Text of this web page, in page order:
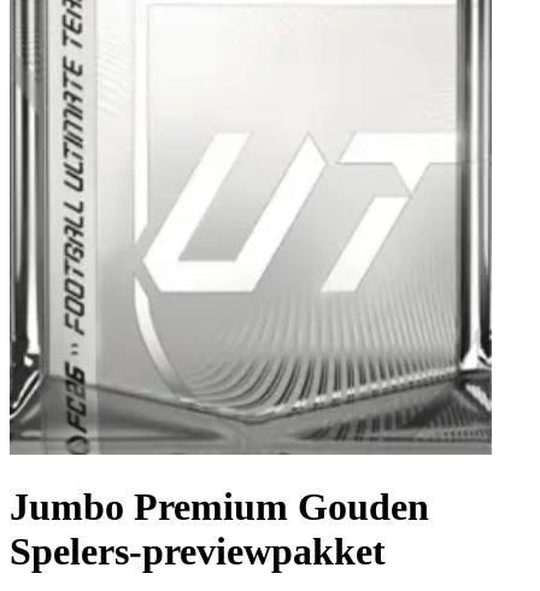
Jumbo Premium Gouden
Spelers-previewpakket